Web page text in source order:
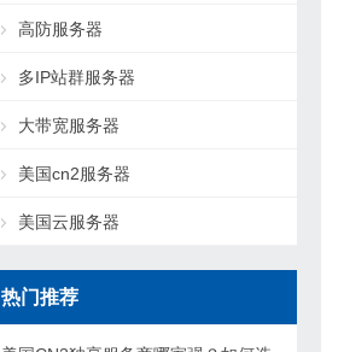
高防服务器
多IP站群服务器
大带宽服务器
美国cn2服务器
美国云服务器
热门推荐